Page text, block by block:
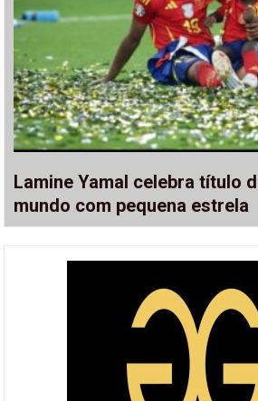
Lamine Yamal celebra título
mundo com pequena estrela